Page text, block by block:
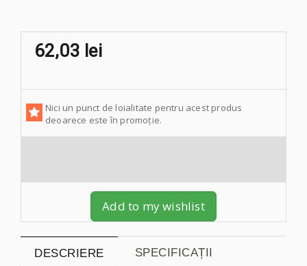
62,03 lei
Nici un punct de loialitate pentru acest produs
deoarece este în promoție.
Add to my wishlist
DESCRIERE SPECIFICAȚII